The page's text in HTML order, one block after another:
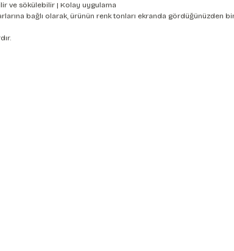
ve sökülebilir | Kolay uygulama
bağlı olarak, ürünün renk tonları ekranda gördüğünüzden